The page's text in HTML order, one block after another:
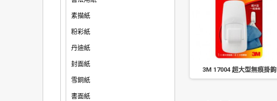
素描紙
粉彩紙
丹迪紙
封面紙
雪銅紙
書面紙
3M 17004 超大型無痕掛鉤